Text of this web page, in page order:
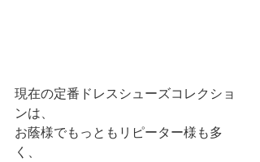
現在の定番ドレスシューズコレクショ
ンは、
お蔭様でもっともリピーター様も多
く、